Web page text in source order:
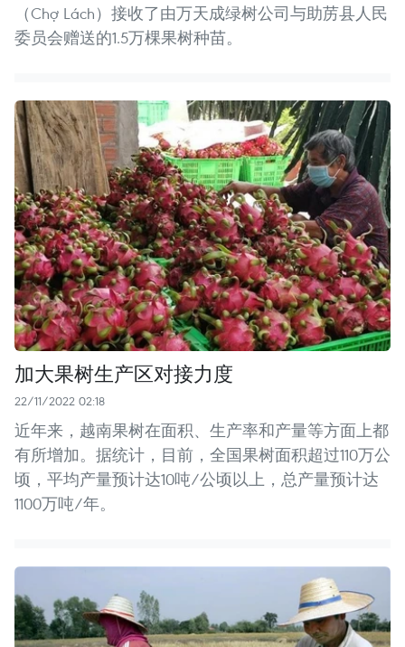
（Chợ Lách）接收了由万天成绿树公司与助苈县人民
委员会赠送的1.5万棵果树种苗。
加大果树生产区对接力度
22/11/2022 02:18
近年来，越南果树在面积、生产率和产量等方面上都
有所增加。据统计，目前，全国果树面积超过110万公
顷，平均产量预计达10吨/公顷以上，总产量预计达
1100万吨/年。